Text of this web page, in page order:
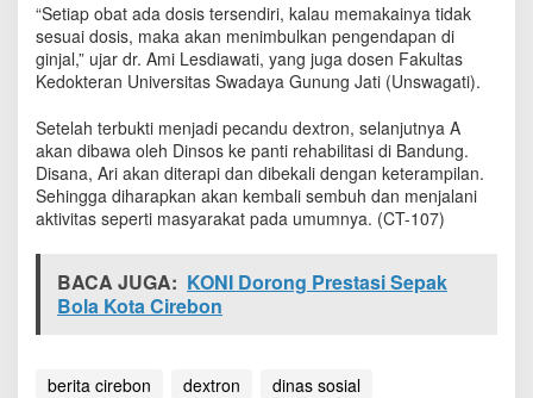
D
i
b
a
a
k
e
P
a
n
R
e
b
“Setiap obat ada dosis tersendiri, kalau memakainya tidak
sesuai dosis, maka akan menimbulkan pengendapan di
ginjal,” ujar dr. Ami Lesdiawati, yang juga dosen Fakultas
Kedokteran Universitas Swadaya Gunung Jati (Unswagati).
Setelah terbukti menjadi pecandu dextron, selanjutnya A
akan dibawa oleh Dinsos ke panti rehabilitasi di Bandung.
Disana, Ari akan diterapi dan dibekali dengan keterampilan.
Sehingga diharapkan akan kembali sembuh dan menjalani
aktivitas seperti masyarakat pada umumnya. (CT-107)
BACA JUGA: KONI Dorong Prestasi Sepak
Bola Kota Cirebon
berita cirebon dextron
dinas sosial